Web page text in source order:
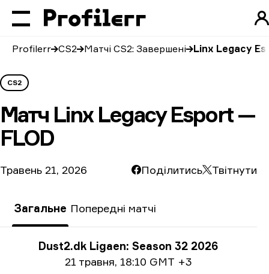
Profilerr CS2 Матчі CS2: Завершені Linx Legacy
CS2
Матч Linx Legacy Esport —
FLOD
Травень 21, 2026 Поділитись Твітнути
Загальне Попередні матчі
Інформація про турнір
Dust2.dk Ligaen: Season 32 2026
Інформація про дату
21 травня, 18:10 GMT +3